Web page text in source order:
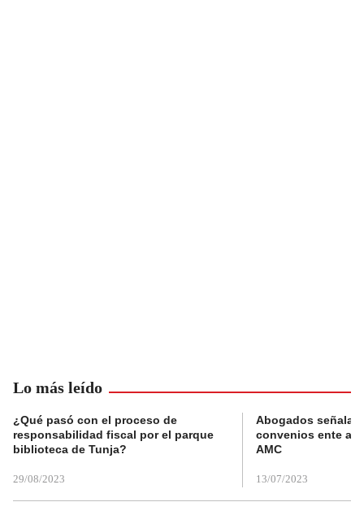
Lo más leído
¿Qué pasó con el proceso de
responsabilidad fiscal por el parque
biblioteca de Tunja?
29/08/2023
Abogados
convenios ente
AMC
13/07/2023